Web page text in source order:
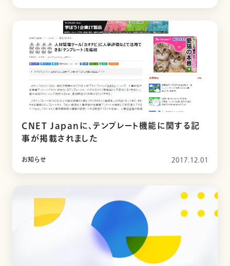
CNET Japanに、テンプレート機能に関する記
事が掲載されました
お知らせ 2017.12.01